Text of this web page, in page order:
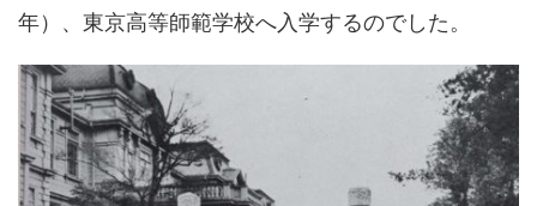
年）、東京高等師範学校へ入学するのでした。